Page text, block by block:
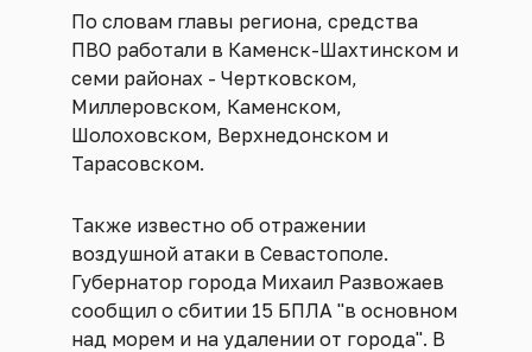
По словам главы региона, средства
ПВО работали в Каменск-Шахтинском и
семи районах - Чертковском,
Миллеровском, Каменском,
Шолоховском, Верхнедонском и
Тарасовском.
Также известно об отражении
воздушной атаки в Севастополе.
Губернатор города Михаил Развожаев
сообщил о сбитии 15 БПЛА "в основном
над морем и на удалении от города". В